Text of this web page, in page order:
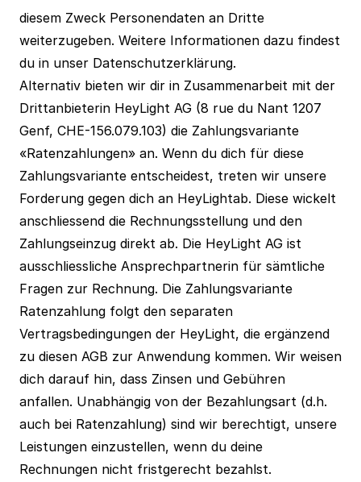
diesem Zweck Personendaten an Dritte
weiterzugeben. Weitere Informationen dazu findest
du in unser Datenschutzerklärung.
Alternativ bieten wir dir in Zusammenarbeit mit der
Drittanbieterin HeyLight AG (8 rue du Nant 1207
Genf, CHE-156.079.103) die Zahlungsvariante
«Ratenzahlungen» an. Wenn du dich für diese
Zahlungsvariante entscheidest, treten wir unsere
Forderung gegen dich an HeyLightab. Diese wickelt
anschliessend die Rechnungsstellung und den
Zahlungseinzug direkt ab. Die HeyLight AG ist
ausschliessliche Ansprechpartnerin für sämtliche
Fragen zur Rechnung. Die Zahlungsvariante
Ratenzahlung folgt den separaten
Vertragsbedingungen der HeyLight, die ergänzend
zu diesen AGB zur Anwendung kommen. Wir weisen
dich darauf hin, dass Zinsen und Gebühren
anfallen. Unabhängig von der Bezahlungsart (d.h.
auch bei Ratenzahlung) sind wir berechtigt, unsere
Leistungen einzustellen, wenn du deine
Rechnungen nicht fristgerecht bezahlst.